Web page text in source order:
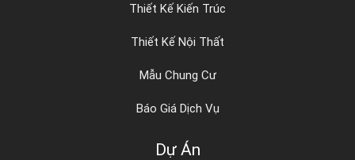
Thiết Kế Kiến Trúc
Thiết Kế Nội Thất
Mẫu Chung Cư
Báo Giá Dịch Vụ
Dự Án